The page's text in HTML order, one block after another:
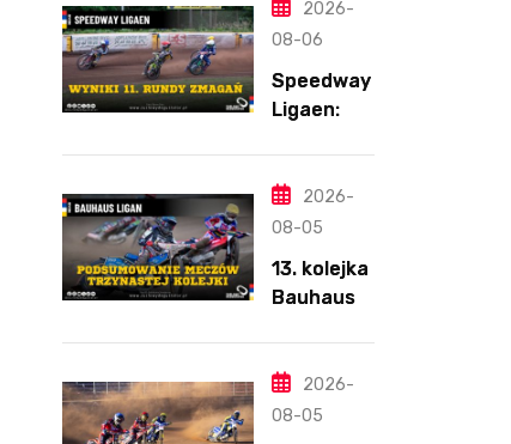
,
5.08.2026
2026-
08-06
Speedway
Ligaen:
Speedway
nie
tempa.
Lider
ponownie
zwycięski
2026-
08-05
13. kolejka
Bauhaus-
y
Henriksso
2026-
08-05